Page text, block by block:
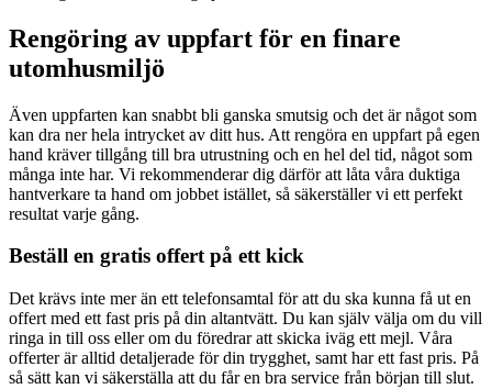
Rengöring av uppfart för en finare
utomhusmiljö
Även uppfarten kan snabbt bli ganska smutsig och det är något som
kan dra ner hela intrycket av ditt hus. Att rengöra en uppfart på egen
hand kräver tillgång till bra utrustning och en hel del tid, något som
många inte har. Vi rekommenderar dig därför att låta våra duktiga
hantverkare ta hand om jobbet istället, så säkerställer vi ett perfekt
resultat varje gång.
Beställ en gratis offert på ett kick
Det krävs inte mer än ett telefonsamtal för att du ska kunna få ut en
offert med ett fast pris på din altantvätt. Du kan själv välja om du vill
ringa in till oss eller om du föredrar att skicka iväg ett mejl. Våra
offerter är alltid detaljerade för din trygghet, samt har ett fast pris. På
så sätt kan vi säkerställa att du får en bra service från början till slut.